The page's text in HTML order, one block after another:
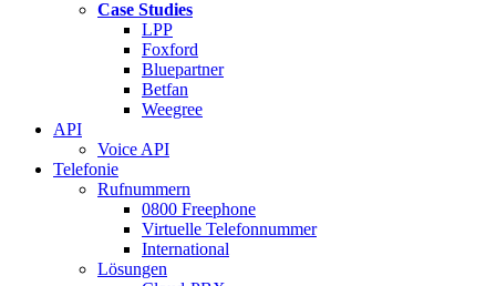
Case Studies
LPP
Foxford
Bluepartner
Betfan
Weegree
API
Voice API
Telefonie
Rufnummern
0800 Freephone
Virtuelle Telefonnummer
International
Lösungen